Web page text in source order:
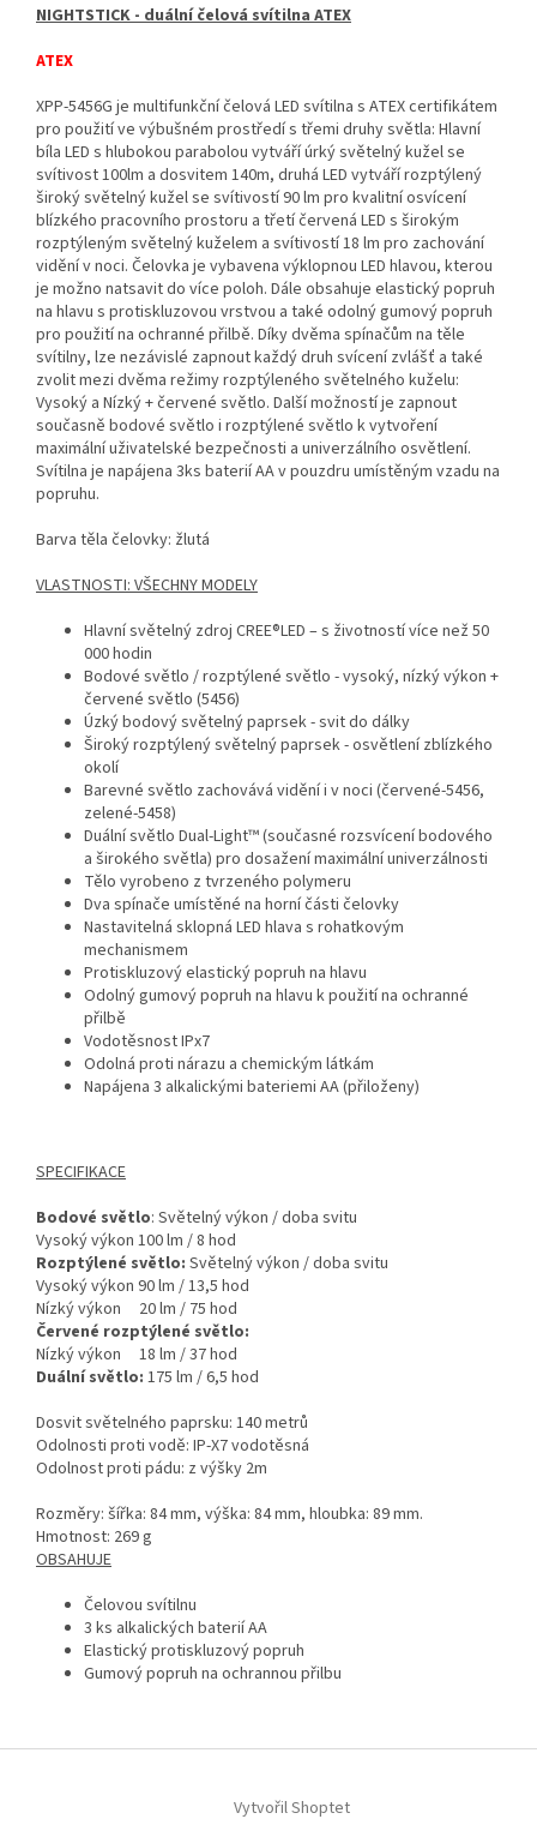
NIGHTSTICK - duální čelová svítilna ATEX
ATEX
XPP-5456G je multifunkční čelová LED svítilna s ATEX certifikátem
pro použití ve výbušném prostředí s třemi druhy světla: Hlavní
bíla LED s hlubokou parabolou vytváří úrký světelný kužel se
svítivost 100lm a dosvitem 140m, druhá LED vytváří rozptýlený
široký světelný kužel se svítivostí 90 lm pro kvalitní osvícení
blízkého pracovního prostoru a třetí červená LED s širokým
rozptýleným světelný kuželem a svítivostí 18 lm pro zachování
vidění v noci. Čelovka je vybavena výklopnou LED hlavou, kterou
je možno natsavit do více poloh. Dále obsahuje elastický popruh
na hlavu s protiskluzovou vrstvou a také odolný gumový popruh
pro použití na ochranné přilbě. Díky dvěma spínačům na těle
svítilny, lze nezávislé zapnout každý druh svícení zvlášť a také
zvolit mezi dvěma režimy rozptýleného světelného kuželu:
Vysoký a Nízký + červené světlo. Další možností je zapnout
současně bodové světlo i rozptýlené světlo k vytvoření
maximální uživatelské bezpečnosti a univerzálního osvětlení.
Svítilna je napájena 3ks baterií AA v pouzdru umístěným vzadu na
popruhu.
Barva těla čelovky: žlutá
VLASTNOSTI: VŠECHNY MODELY
Hlavní světelný zdroj CREE®LED – s životností více než 50
000 hodin
Bodové světlo / rozptýlené světlo - vysoký, nízký výkon +
červené světlo (5456)
Úzký bodový světelný paprsek - svit do dálky
Široký rozptýlený světelný paprsek - osvětlení zblízkého
okolí
Barevné světlo zachovává vidění i v noci (červené-5456,
zelené-5458)
Duální světlo Dual-Light™ (současné rozsvícení bodového
a širokého světla) pro dosažení maximální univerzálnosti
Tělo vyrobeno z tvrzeného polymeru
Dva spínače umístěné na horní části čelovky
Nastavitelná sklopná LED hlava s rohatkovým
mechanismem
Protiskluzový elastický popruh na hlavu
Odolný gumový popruh na hlavu k použití na ochranné
přilbě
Vodotěsnost IPx7
Odolná proti nárazu a chemickým látkám
Napájena 3 alkalickými bateriemi AA (přiloženy)
SPECIFIKACE
Bodové světlo: Světelný výkon / doba svitu
Vysoký výkon 100 lm / 8 hod
Rozptýlené světlo: Světelný výkon / doba svitu
Vysoký výkon 90 lm / 13,5 hod
Nízký výkon 20 lm / 75 hod
Červené rozptýlené světlo:
Nízký výkon 18 lm / 37 hod
Duální světlo: 175 lm / 6,5 hod
Dosvit světelného paprsku: 140 metrů
Odolnosti proti vodě: IP-X7 vodotěsná
Odolnost proti pádu: z výšky 2m
Rozměry: šířka: 84 mm, výška: 84 mm, hloubka: 89 mm.
Hmotnost: 269 g
OBSAHUJE
Čelovou svítilnu
3 ks alkalických baterií AA
Elastický protiskluzový popruh
Gumový popruh na ochrannou přilbu
Vytvořil Shoptet